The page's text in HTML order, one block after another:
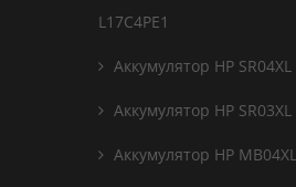
L17C4PE1
Аккумулятор HP SR04XL
Аккумулятор HP SR03XL
Аккумулятор HP MB04XL